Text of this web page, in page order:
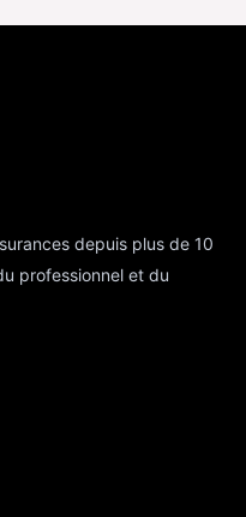
depuis plus de 10
professionnel et du